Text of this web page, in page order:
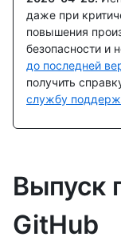
даже при
повышения
безопасности и
до последней
получить
службу
Выпуск
GitHub